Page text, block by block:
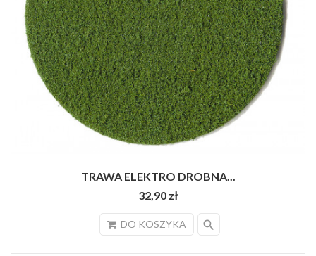
TRAWA ELEKTRO DROBNA...
32,90 zł
DO KOSZYKA search